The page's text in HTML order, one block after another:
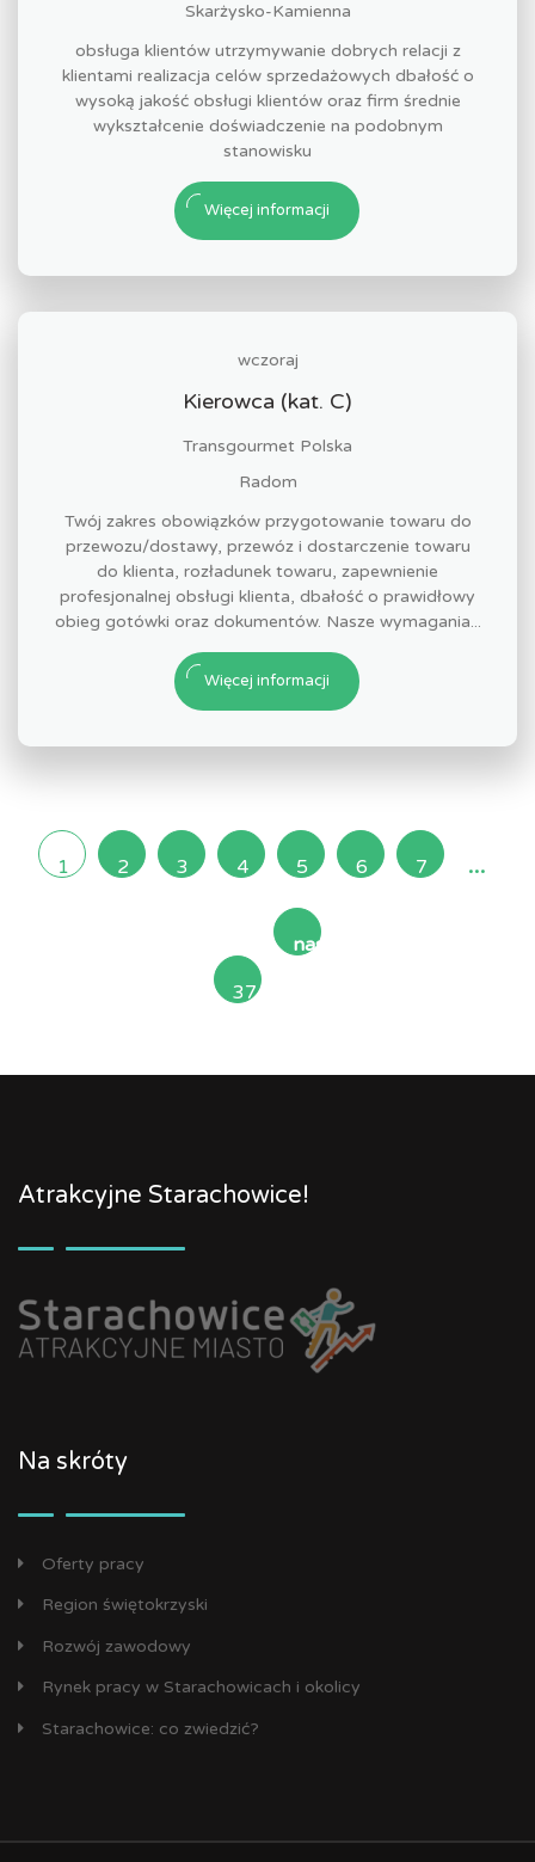
Skarżysko-Kamienna
obsługa klientów utrzymywanie dobrych relacji z
klientami realizacja celów sprzedażowych dbałość o
wysoką jakość obsługi klientów oraz firm średnie
wykształcenie doświadczenie na podobnym
stanowisku
Więcej informacji
wczoraj
Kierowca (kat. C)
Transgourmet Polska
Radom
Twój zakres obowiązków przygotowanie towaru do
przewozu/dostawy, przewóz i dostarczenie towaru
do klienta, rozładunek towaru, zapewnienie
profesjonalnej obsługi klienta, dbałość o prawidłowy
obieg gotówki oraz dokumentów. Nasze wymagania...
Więcej informacji
1 2 3 4 5 6 7 ...
37
następna
Atrakcyjne Starachowice!
Na skróty
Oferty pracy
Region świętokrzyski
Rozwój zawodowy
Rynek pracy w Starachowicach i okolicy
Starachowice: co zwiedzić?